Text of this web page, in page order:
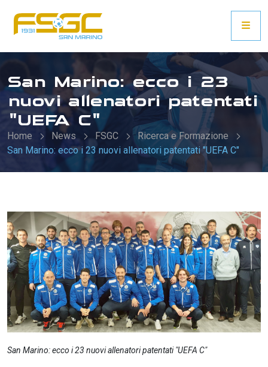
San Marino: ecco i 23
nuovi allenatori patentati
"UEFA C"
Home News FSGC
Ricerca e Formazione
San Marino: ecco i 23 nuovi allenatori patentati "UEFA C"
San Marino: ecco i 23 nuovi allenatori patentati "UEFA C"